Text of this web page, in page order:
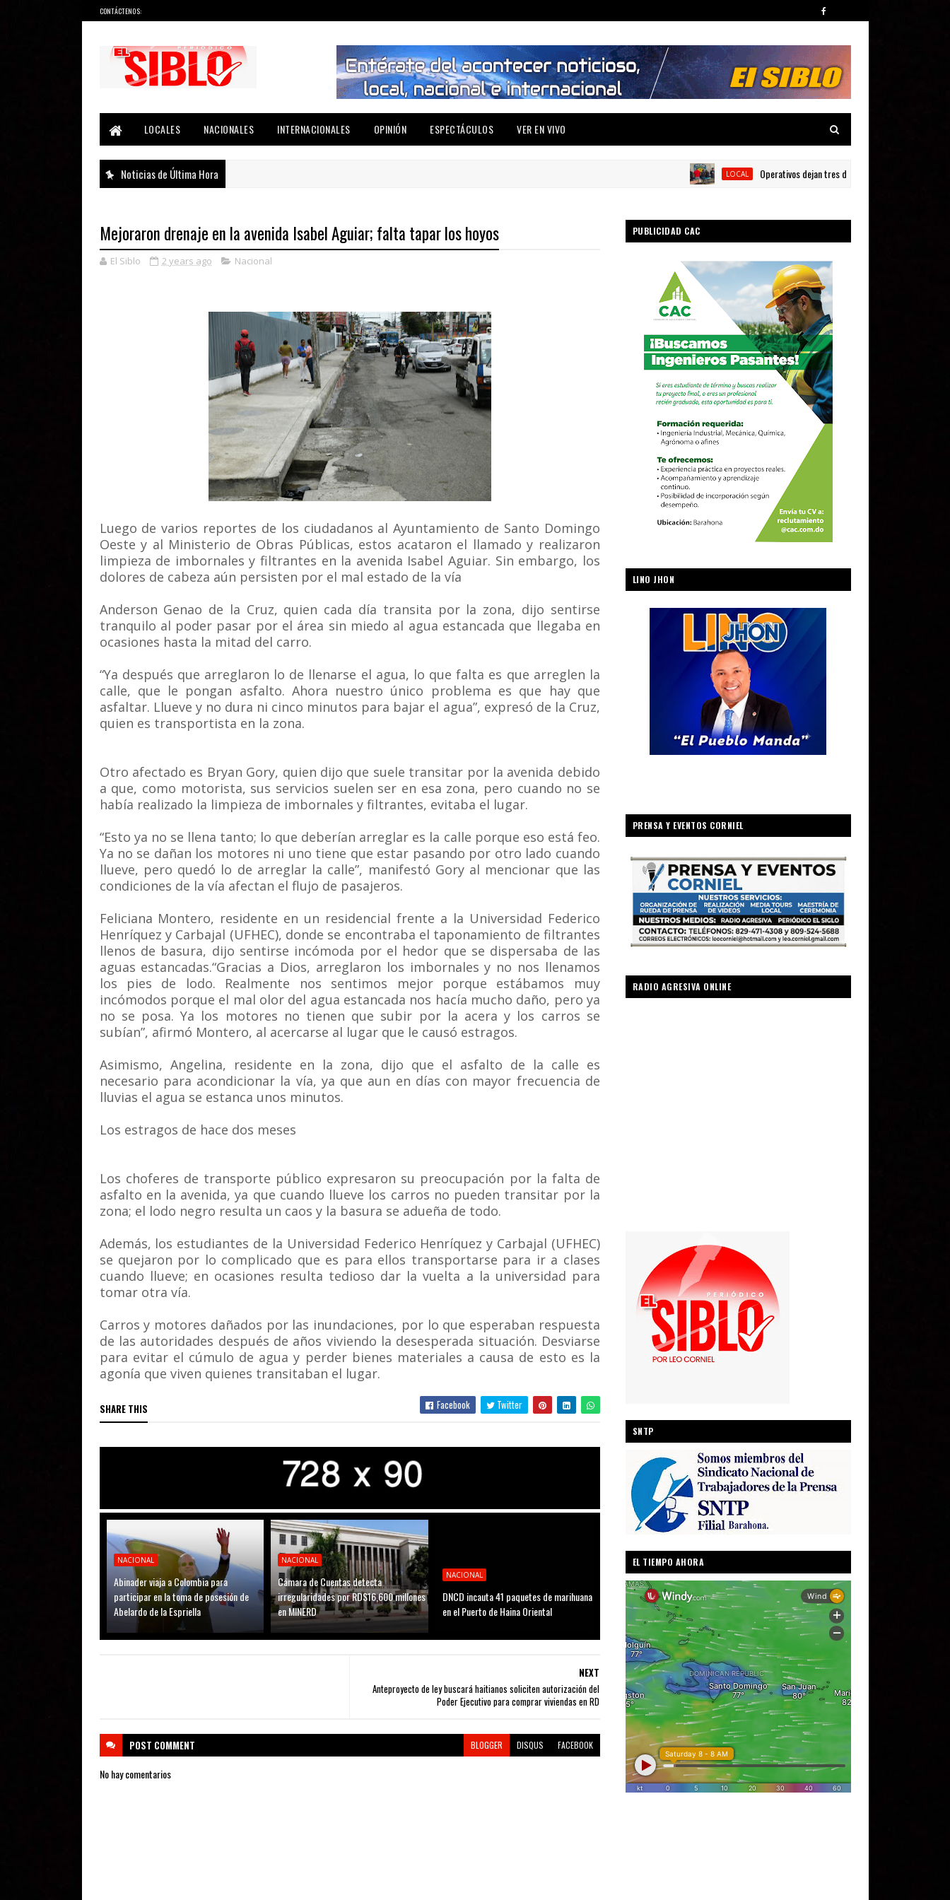
CONTÁCTENOS:
LOCALES
NACIONALES INTERNACIONALES OPINIÓN ESPECTÁCULOS VER EN VIVO
Noticias de Última Hora LOCAL Operativos dejan tres detenidos y siete armas
Mejoraron drenaje en la avenida Isabel Aguiar; falta tapar los hoyos
El Siblo 2 years ago Nacional
Luego de varios reportes de los ciudadanos al Ayuntamiento de Santo Domingo
Oeste y al Ministerio de Obras Públicas, estos acataron el llamado y realizaron
limpieza de imbornales y filtrantes en la avenida Isabel Aguiar. Sin embargo, los
dolores de cabeza aún persisten por el mal estado de la vía
Anderson Genao de la Cruz, quien cada día transita por la zona, dijo sentirse
tranquilo al poder pasar por el área sin miedo al agua estancada que llegaba en
ocasiones hasta la mitad del carro.
“Ya después que arreglaron lo de llenarse el agua, lo que falta es que arreglen la
calle, que le pongan asfalto. Ahora nuestro único problema es que hay que
asfaltar. Llueve y no dura ni cinco minutos para bajar el agua”, expresó de la Cruz,
quien es transportista en la zona.
Otro afectado es Bryan Gory, quien dijo que suele transitar por la avenida debido
a que, como motorista, sus servicios suelen ser en esa zona, pero cuando no se
había realizado la limpieza de imbornales y filtrantes, evitaba el lugar.
“Esto ya no se llena tanto; lo que deberían arreglar es la calle porque eso está feo.
Ya no se dañan los motores ni uno tiene que estar pasando por otro lado cuando
llueve, pero quedó lo de arreglar la calle”, manifestó Gory al mencionar que las
condiciones de la vía afectan el flujo de pasajeros.
Feliciana Montero, residente en un residencial frente a la Universidad Federico
Henríquez y Carbajal (UFHEC), donde se encontraba el taponamiento de filtrantes
llenos de basura, dijo sentirse incómoda por el hedor que se dispersaba de las
aguas estancadas.“Gracias a Dios, arreglaron los imbornales y no nos llenamos
los pies de lodo. Realmente nos sentimos mejor porque estábamos muy
incómodos porque el mal olor del agua estancada nos hacía mucho daño, pero ya
no se posa. Ya los motores no tienen que subir por la acera y los carros se
subían”, afirmó Montero, al acercarse al lugar que le causó estragos.
Asimismo, Angelina, residente en la zona, dijo que el asfalto de la calle es
necesario para acondicionar la vía, ya que aun en días con mayor frecuencia de
lluvias el agua se estanca unos minutos.
Los estragos de hace dos meses
Los choferes de transporte público expresaron su preocupación por la falta de
asfalto en la avenida, ya que cuando llueve los carros no pueden transitar por la
zona; el lodo negro resulta un caos y la basura se adueña de todo.
Además, los estudiantes de la Universidad Federico Henríquez y Carbajal (UFHEC)
se quejaron por lo complicado que es para ellos transportarse para ir a clases
cuando llueve; en ocasiones resulta tedioso dar la vuelta a la universidad para
tomar otra vía.
Carros y motores dañados por las inundaciones, por lo que esperaban respuesta
de las autoridades después de años viviendo la desesperada situación. Desviarse
para evitar el cúmulo de agua y perder bienes materiales a causa de esto es la
agonía que viven quienes transitaban el lugar.
SHARE THIS Facebook Twitter
NACIONAL
Abinader viaja a Colombia para
participar en la toma de posesión de
Abelardo de la Espriella
NACIONAL
Cámara de Cuentas detecta
irregularidades por RD$16,600 millones
en MINERD
NACIONAL
DNCD incauta 41 paquetes de marihuana
en el Puerto de Haina Oriental
NEXT
Anteproyecto de ley buscará haitianos soliciten autorización del
Poder Ejecutivo para comprar viviendas en RD
POST COMMENT BLOGGER DISQUS FACEBOOK
No hay comentarios
PUBLICIDAD CAC
LINO JHON
PRENSA Y EVENTOS CORNIEL
RADIO AGRESIVA ONLINE
SNTP
EL TIEMPO AHORA